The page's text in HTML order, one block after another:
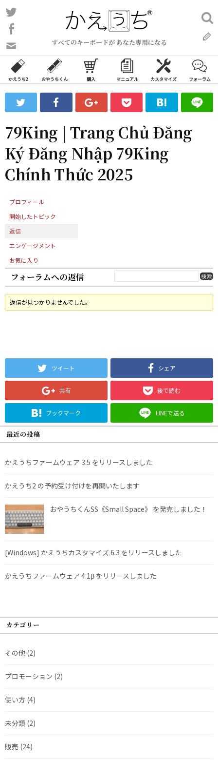
コ
ン
ン
ツ
ス
ッ
プ
すべてのキーボードが あなた専用になる
い
合
わ
フ
ォ
ム
検
索:
かえうち2 おやうちくん 購入 マニュアル カスタマイズ フォーラム
79King | Trang Chủ Đăng
Ký Đăng Nhập 79King
Chính Thức 2025
プロフィール
開始したトピック
返信
エンゲージメント
お気に入り
フォーラムへの返信
返信が見つかりませんでした。
ツイート シェア
共有 後で読む
ブックマーク LINEで送る
最近の投稿
かえうちファームウェア 3.5 をリリースしました
かえうち2 の予約受け付けを再開いたします
おやうちくんSS《Small Space》 を発売しました！
[Windows] かえうちカスタマイズ 6.3 をリリースしました
かえうちファームウェア 4.1β をリリースしました
カテゴリー
その他 (2)
プロモーション (2)
使い方 (4)
未分類 (2)
販売 (24)